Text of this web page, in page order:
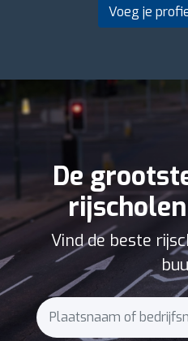
Voeg je
De
Vind de beste